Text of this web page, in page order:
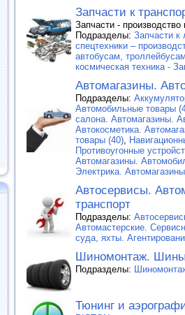
Запчасти к
Запчасти - производство
Подразделы: Запчасти к
спецтехники –
автобусам,
космическая техника -
Автомагазины.
Подразделы:
Автомобильные товары
салона. Автомагазины.
Автокосметика.
товары (40),
Противоугонные
Автомагазины.
Электрика.
Автосервисы.
транспорт
Подразделы:
Автомастерские.
суда, яхты.
Шиномонтаж.
Подразделы:
Тюнинг и